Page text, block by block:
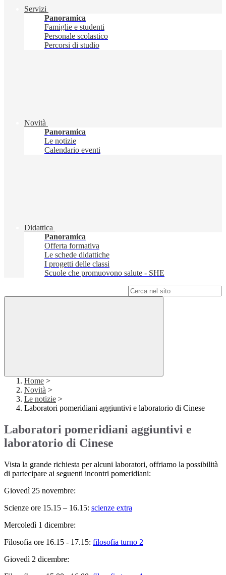
Servizi
Panoramica
Famiglie e studenti
Personale scolastico
Percorsi di studio
Novità
Panoramica
Le notizie
Calendario eventi
Didattica
Panoramica
Offerta formativa
Le schede didattiche
I progetti delle classi
Scuole che promuovono salute - SHE
Home >
Novità >
Le notizie >
Laboratori pomeridiani aggiuntivi e laboratorio di Cinese
Laboratori pomeridiani aggiuntivi e
laboratorio di Cinese
Vista la grande richiesta per alcuni laboratori, offriamo la possibilità
di partecipare ai seguenti incontri pomeridiani:
Giovedì 25 novembre:
Scienze ore 15.15 – 16.15: scienze extra
Mercoledì 1 dicembre:
Filosofia ore 16.15 - 17.15: filosofia turno 2
Giovedì 2 dicembre: